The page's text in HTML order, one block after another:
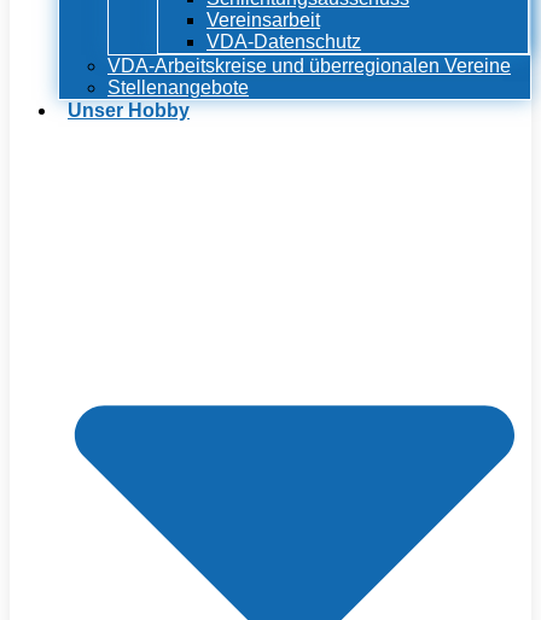
Vereinsarbeit
VDA-Datenschutz
VDA-Arbeitskreise und überregionalen Vereine
Stellenangebote
Unser Hobby